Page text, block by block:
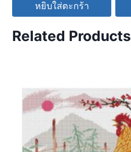
หยิบใส่ตะกร้า
Related Products